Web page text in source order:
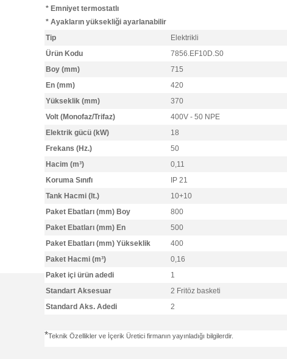
* Emniyet termostatlı
* Ayakların yüksekliği ayarlanabilir
Tip
Elektrikli
Ürün Kodu
7856.EF10D.S0
Boy (mm)
715
En (mm)
420
Yükseklik (mm)
370
Volt (Monofaz/Trifaz)
400V - 50 NPE
Elektrik gücü (kW)
18
Frekans (Hz.)
50
Hacim (m³)
0,11
Koruma Sınıfı
IP 21
Tank Hacmi (lt.)
10+10
Paket Ebatları (mm) Boy
800
Paket Ebatları (mm) En
500
Paket Ebatları (mm) Yükseklik
400
Paket Hacmi (m³)
0,16
Paket içi ürün adedi
1
Standart Aksesuar
2 Fritöz basketi
Standard Aks. Adedi
2
*Teknik Özellikler ve İçerik Üretici firmanın yayınladığı bilgilerdir.